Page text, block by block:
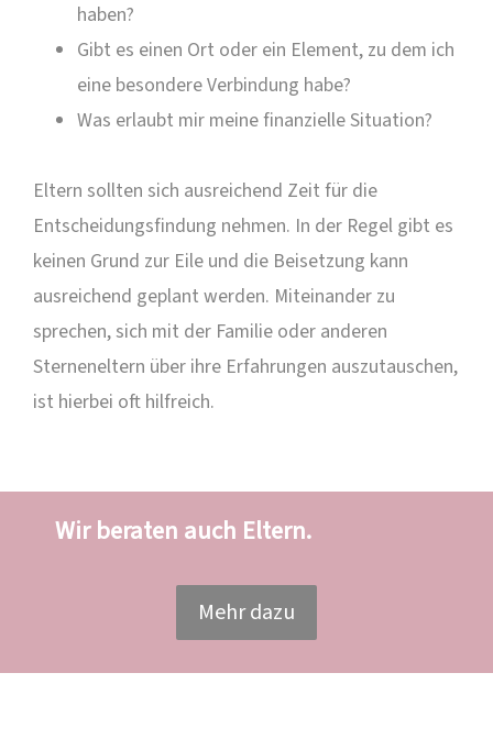
haben?
Gibt es einen Ort oder ein Element, zu dem ich
eine besondere Verbindung habe?
Was erlaubt mir meine finanzielle Situation?
Eltern sollten sich ausreichend Zeit für die
Entscheidungsfindung nehmen. In der Regel gibt es
keinen Grund zur Eile und die Beisetzung kann
ausreichend geplant werden. Miteinander zu
sprechen, sich mit der Familie oder anderen
Sterneneltern über ihre Erfahrungen auszutauschen,
ist hierbei oft hilfreich.
Wir beraten auch Eltern.
Mehr dazu